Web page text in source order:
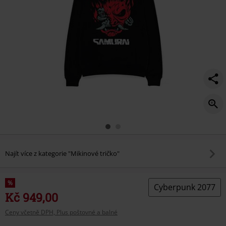
Najít více z kategorie "Mikinové tričko"
%
Kč 949,00
Ceny včetně DPH, Plus poštovné a balné
Cyberpunk 2077